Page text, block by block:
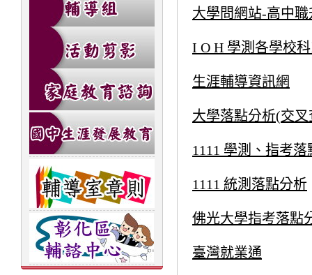
大學問網站-高中
I O H 學測各學校
生涯輔導資訊網
大學落點分析(交叉
1111 學測、指考落
1111 統測落點分析
佛光大學指考落點
臺灣就業通